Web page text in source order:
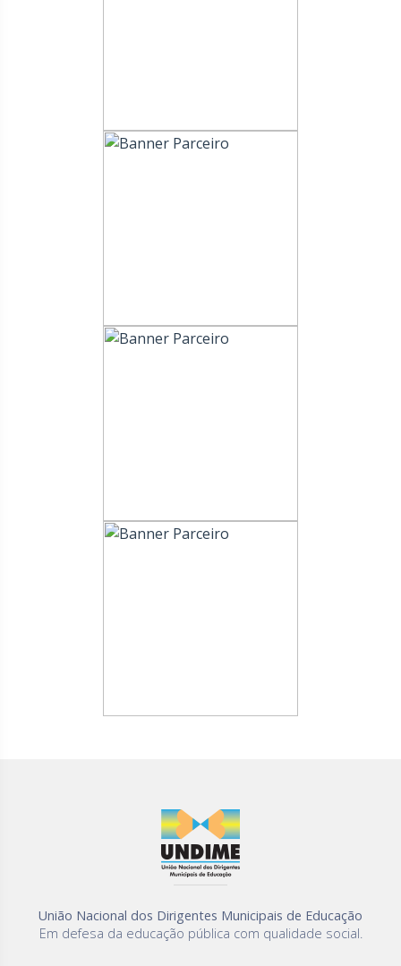
União Nacional dos Dirigentes Municipais de Educação
Em defesa da educação pública com qualidade social.